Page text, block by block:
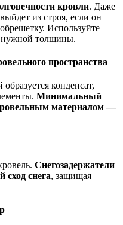
кровли. Даже
из строя, если он
Используйте
толщины.
пространства
конденсат,
Минимальный
материалом —
Снегозадержатели
снега, защищая